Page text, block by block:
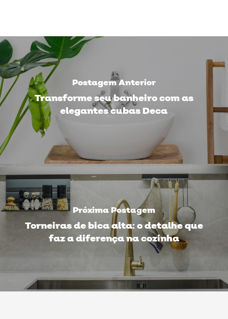
Postagem Anterior
Transforme seu banheiro com as
elegantes cubas Deca
Próxima Postagem
Torneiras de bica alta: o detalhe que
faz a diferença na cozinha